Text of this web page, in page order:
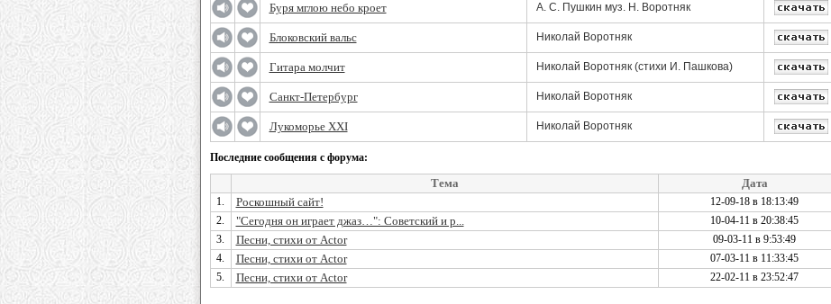
Буря мглою небо кроет
А. С. Пушкин муз. Н. Воротняк
Блоковский вальс Николай Воротняк
Гитара молчит Николай Воротняк (стихи И. Пашкова)
Санкт-Петербург Николай Воротняк
Лукоморье ХХІ Николай Воротняк
Последние сообщения с форума:
Тема
Дата
1. Роскошный сайт! 12-09-18 в 18:13:49
2. "Сегодня он играет джаз…": Советский и р... 10-04-11 в 20:38:45
3. Песни, стихи от Actor 09-03-11 в 9:53:49
4. Песни, стихи от Actor 07-03-11 в 11:33:45
5. Песни, стихи от Actor 22-02-11 в 23:52:47